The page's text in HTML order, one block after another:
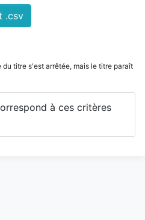
.csv
titre s'est arrêtée, mais le titre paraît
à ces critères